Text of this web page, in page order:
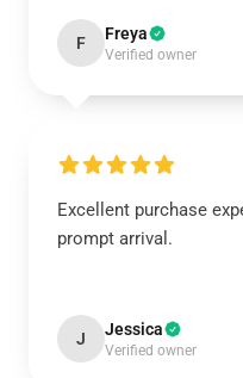
F Freya
Verified owner
Excellent purchase
prompt arrival.
J Jessica
Verified owner